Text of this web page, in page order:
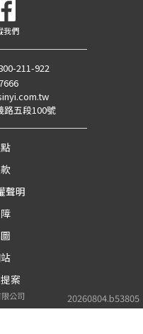
20260804.b53805
我們
211-922
路五段100號
聲明
案
公司